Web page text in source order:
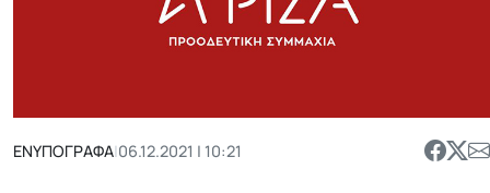
ΕΝΥΠΟΓΡΑΦΑ|06.12.2021 | 10:21